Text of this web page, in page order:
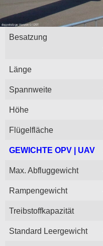
Besatzung
Länge
Spannweite
Höhe
Flügelfläche
GEWICHTE OPV | UAV
Max. Abfluggewicht
Rampengewicht
Treibstoffkapazität
Standard Leergewicht